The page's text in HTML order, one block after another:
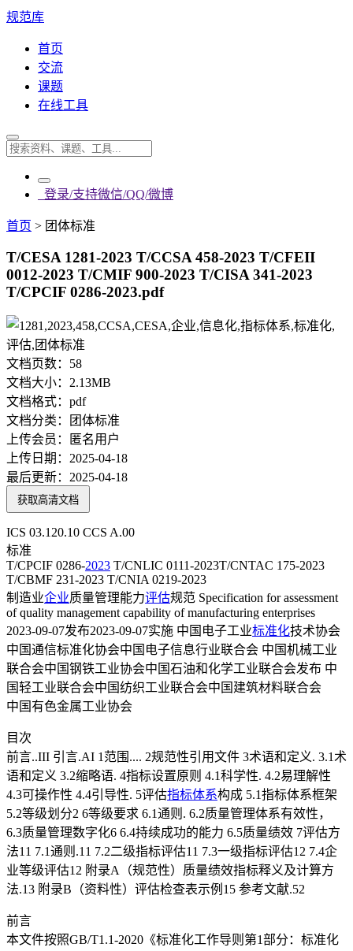
规范库
首页
交流
课题
在线工具
登录/支持微信/QQ/微博
首页 > 团体标准
T/CESA 1281-2023 T/CCSA 458-2023 T/CFEII
0012-2023 T/CMIF 900-2023 T/CISA 341-2023
T/CPCIF 0286-2023.pdf
文档页数： 58
文档大小： 2.13MB
文档格式： pdf
文档分类：
团体标准
上传会员：
匿名用户
上传日期： 2025-04-18
最后更新： 2025-04-18
获取高清文档
ICS 03.120.10 CCS A.00
标准
T/CPCIF 0286-2023 T/CNLIC 0111-2023T/CNTAC 175-2023
T/CBMF 231-2023 T/CNIA 0219-2023
制造业企业质量管理能力评估规范 Specification for assessment
of quality management capability of manufacturing enterprises
2023-09-07发布2023-09-07实施 中国电子工业标准化技术协会
中国通信标准化协会中国电子信息行业联合会 中国机械工业
联合会中国钢铁工业协会中国石油和化学工业联合会发布 中
国轻工业联合会中国纺织工业联合会中国建筑材料联合会
中国有色金属工业协会
目次
前言..III 引言.AI 1范围.... 2规范性引用文件 3术语和定义. 3.1术
语和定义 3.2缩略语. 4指标设置原则 4.1科学性. 4.2易理解性
4.3可操作性 4.4引导性. 5评估指标体系构成 5.1指标体系框架
5.2等级划分2 6等级要求 6.1通则. 6.2质量管理体系有效性，
6.3质量管理数字化6 6.4持续成功的能力 6.5质量绩效 7评估方
法11 7.1通则.11 7.2二级指标评估11 7.3一级指标评估12 7.4企
业等级评估12 附录A（规范性）质量绩效指标释义及计算方
法.13 附录B（资料性）评估检查表示例15 参考文献.52
前言
本文件按照GB/T1.1-2020《标准化工作导则第1部分：标准化